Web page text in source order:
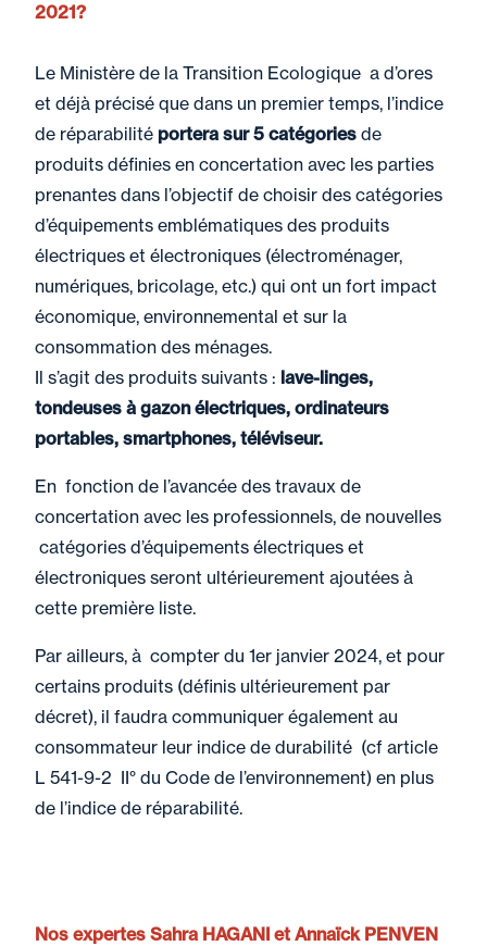
2021?
Le Ministère de la Transition Ecologique a d’ores
et déjà précisé que dans un premier temps, l’indice
de réparabilité portera sur 5 catégories de
produits définies en concertation avec les parties
prenantes dans l’objectif de choisir des catégories
d’équipements emblématiques des produits
électriques et électroniques (électroménager,
numériques, bricolage, etc.) qui ont un fort impact
économique, environnemental et sur la
consommation des ménages.
Il s’agit des produits suivants : lave-linges,
tondeuses à gazon électriques, ordinateurs
portables, smartphones, téléviseur.
En fonction de l’avancée des travaux de
concertation avec les professionnels, de nouvelles
catégories d’équipements électriques et
électroniques seront ultérieurement ajoutées à
cette première liste.
Par ailleurs, à compter du 1er janvier 2024, et pour
certains produits (définis ultérieurement par
décret), il faudra communiquer également au
consommateur leur indice de durabilité (cf article
L 541-9-2 II° du Code de l’environnement) en plus
de l’indice de réparabilité.
Nos expertes Sahra HAGANI et Annaïck PENVEN